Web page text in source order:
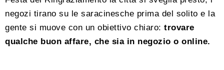
negozi tirano su le saracinesche prima del solito e la
gente si muove con un obiettivo chiaro: trovare
qualche buon affare, che sia in negozio o online.